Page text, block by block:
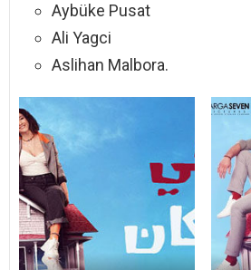
Aybüke Pusat
Ali Yagci
Aslihan Malbora.